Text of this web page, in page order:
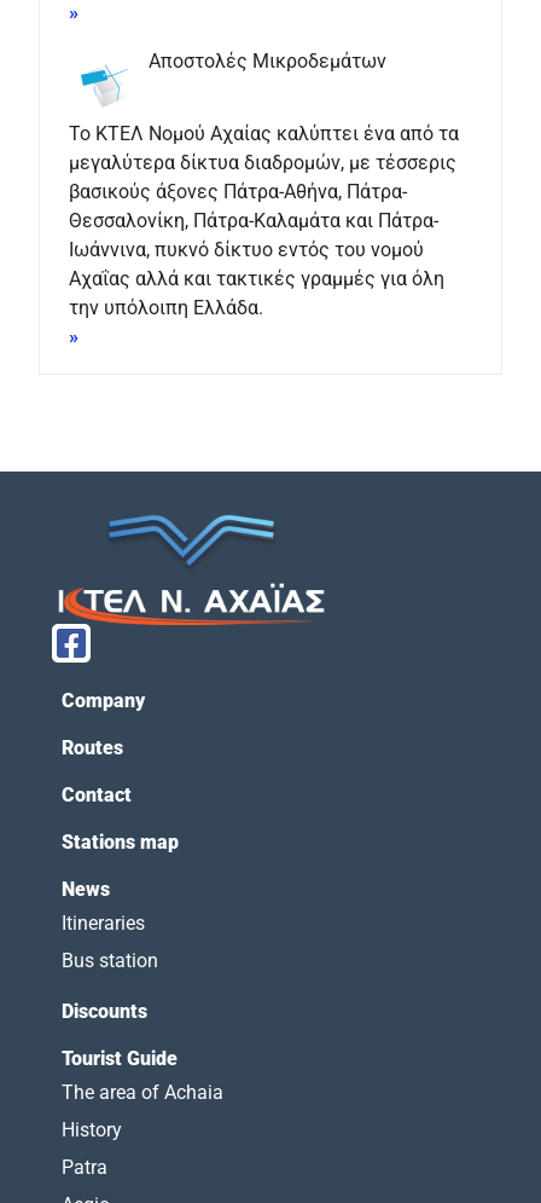
»
Αποστολές Μικροδεμάτων
Το ΚΤΕΛ Νομού Αχαίας καλύπτει ένα από τα
μεγαλύτερα δίκτυα διαδρομών, με τέσσερις
βασικούς άξονες Πάτρα-Αθήνα, Πάτρα-
Θεσσαλονίκη, Πάτρα-Καλαμάτα και Πάτρα-
Ιωάννινα, πυκνό δίκτυο εντός του νομού
Αχαΐας αλλά και τακτικές γραμμές για όλη
την υπόλοιπη Ελλάδα.
»
Company
Routes
Contact
Stations map
News
Itineraries
Bus station
Discounts
Tourist Guide
The area of Achaia
History
Patra